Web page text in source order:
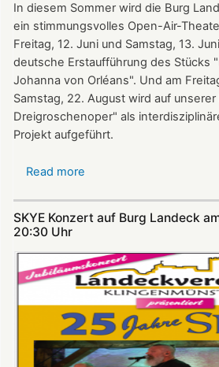
In diesem Sommer wird die Burg
ein stimmungsvolles Open-Air-
Freitag, 12. Juni und Samstag, 13.
deutsche Erstaufführung des Stücks
Johanna von Orléans". Und am
Samstag, 22. August wird auf unserer
Dreigroschenoper" als
Projekt aufgeführt.
Read more
Theatersommer
Burg
Landeck
SKYE Konzert auf Burg Landeck
20:30 Uhr​​​​​​​​​​​​​​